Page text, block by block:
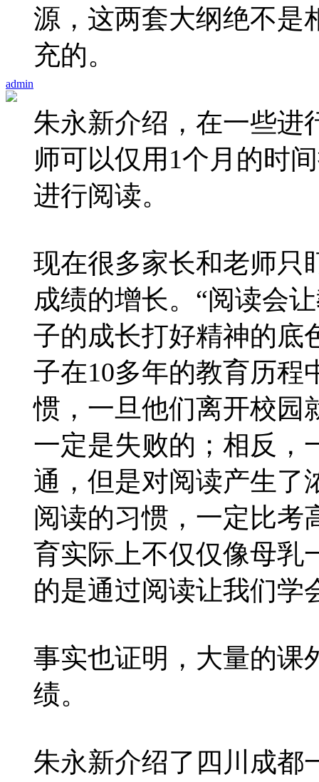
admin
源，这两套大纲绝不是
充的。
朱永新介绍，在一些进
师可以仅用1个月的时
进行阅读。
现在很多家长和老师只
成绩的增长。“阅读会
子的成长打好精神的底
子在10多年的教育历程
惯，一旦他们离开校园
一定是失败的；相反，
通，但是对阅读产生了
阅读的习惯，一定比考
育实际上不仅仅像母乳
的是通过阅读让我们学
事实也证明，大量的课
绩。
朱永新介绍了四川成都